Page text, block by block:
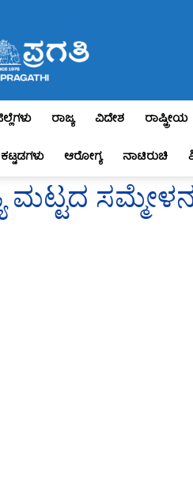
Pragathi
ರಾಜ್ಯ ವಿದೇಶ ರಾಷ್ಟ್ರೀಯ
ಆರೋಗ್ಯ ನಾಟಿರುಚಿ
ಮಟ್ಟದ